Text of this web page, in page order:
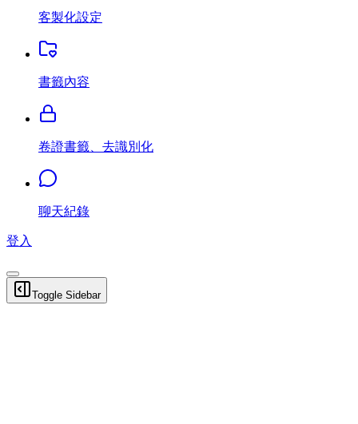
客製化設定
書籤內容
卷證書籤、去識別化
聊天紀錄
登入
Toggle Sidebar